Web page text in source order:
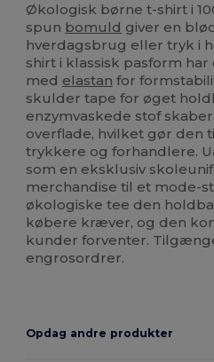
Økologisk børne t-shirt i
spun bomuld giver en
hverdagsbrug eller tryk i
shirt i klassisk pasform
med elastan for
skulder tape for øget
enzymvaskede stof
overflade, hvilket gør den
trykkere og forhandlere.
som en eksklusiv
merchandise til et mode-
økologiske tee den
købere kræver, og den
kunder forventer.
engrosordrer.
Opdag andre produkter